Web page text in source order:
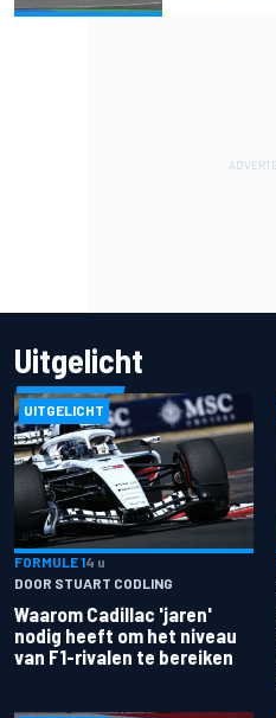
Uitgelicht
UITGELICHT
FORMULE 14 u
DOOR STUART CODLING
Waarom Cadillac 'jaren'
nodig heeft om het niveau
van F1-rivalen te bereiken